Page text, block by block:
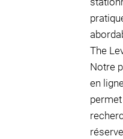
The
Notre
en